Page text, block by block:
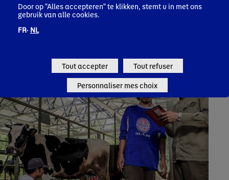
Door op "Alles accepteren" te klikken, stemt u in met ons
gebruik van alle cookies.
FR· NL
Tout accepter Tout refuser
Personnaliser mes choix